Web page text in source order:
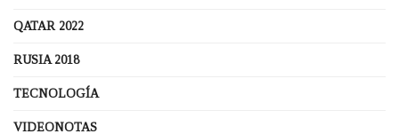
QATAR 2022
RUSIA 2018
TECNOLOGÍA
VIDEONOTAS